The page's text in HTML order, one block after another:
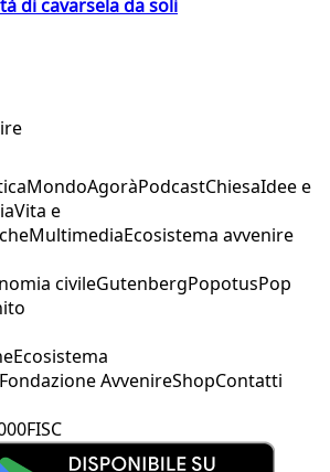
di cavarsela da soli
MondoAgoràPodcastChiesaIdee e
Vita e
MultimediaEcosistema avvenire
civileGutenbergPopotusPop
Ecosistema
Fondazione AvvenireShopContatti
FISC